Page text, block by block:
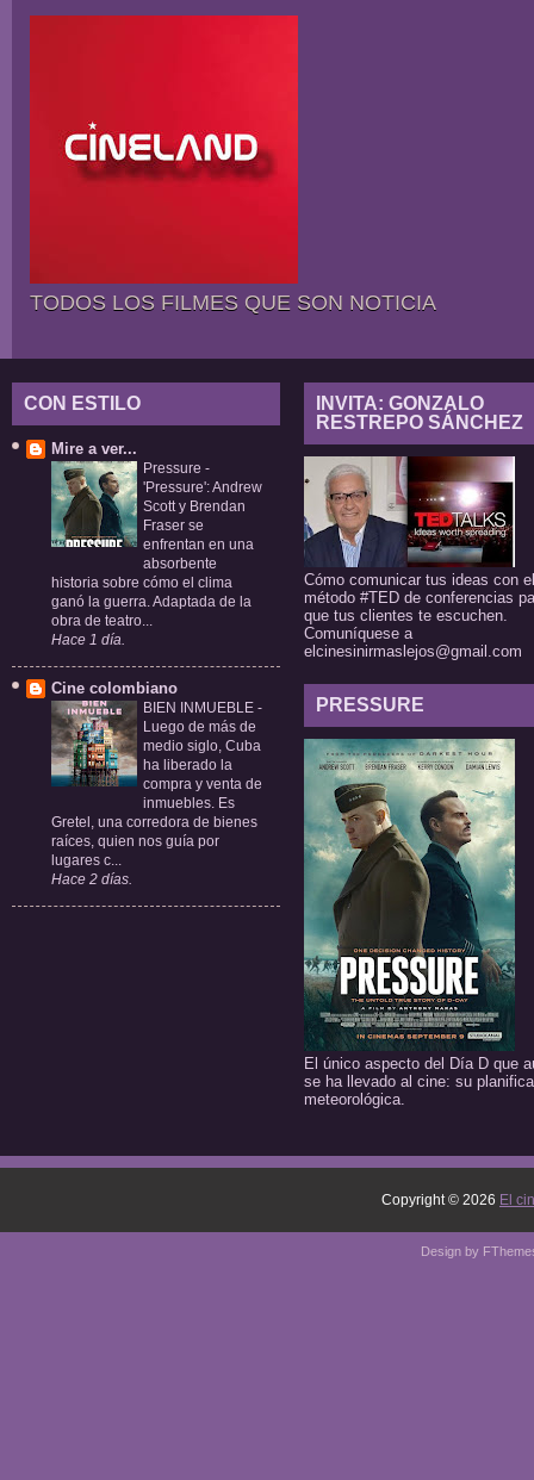
TODOS LOS FILMES QUE SON NOTICIA
CON ESTILO
Mire a ver...
Pressure -
'Pressure': Andrew
Scott y Brendan
Fraser se
enfrentan en una
absorbente
historia sobre cómo el clima
ganó la guerra. Adaptada de la
obra de teatro...
Hace 1 día.
Cine colombiano
BIEN INMUEBLE -
Luego de más de
medio siglo, Cuba
ha liberado la
compra y venta de
inmuebles. Es
Gretel, una corredora de bienes
raíces, quien nos guía por
lugares c...
Hace 2 días.
INVITA: GONZALO
RESTREPO SÁNCHEZ
Cómo comunicar tus ideas con el
método #TED de conferencias
que tus clientes te escuchen.
Comuníquese a
elcinesinirmaslejos@gmail.com
PRESSURE
El único aspecto del Día D que
se ha llevado al cine: su
meteorológica.
Copyright © 2026 El
Design by